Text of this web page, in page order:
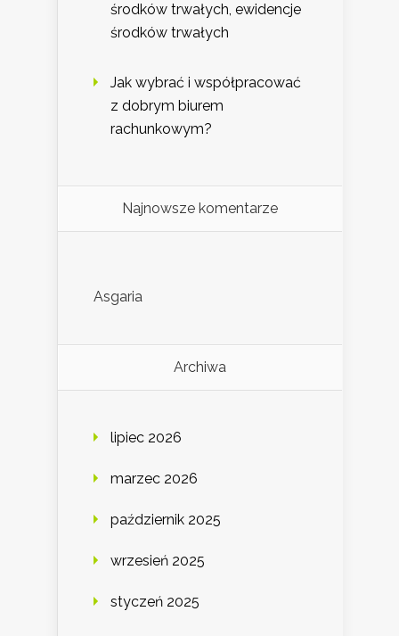
środków trwałych, ewidencje
środków trwałych
Jak wybrać i współpracować
z dobrym biurem
rachunkowym?
Najnowsze komentarze
Asgaria
Archiwa
lipiec 2026
marzec 2026
październik 2025
wrzesień 2025
styczeń 2025